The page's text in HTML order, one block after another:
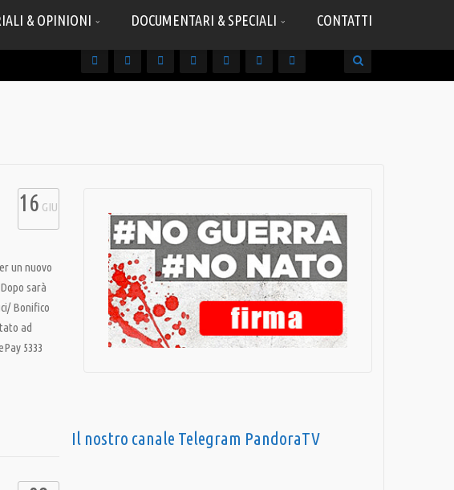
& OPINIONI DOCUMENTARI & SPECIALI CONTATTI
16 GIU
un nuovo
sarà
Bonifico
ad
5333
Il nostro canale Telegram PandoraTV